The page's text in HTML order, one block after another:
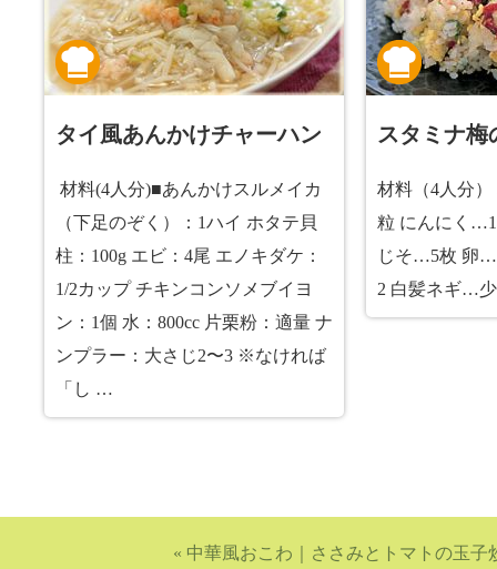
タイ風あんかけチャーハン
材料(4人分)■あんかけスルメイカ
（下足のぞく）：1ハイ ホタテ貝
柱：100g エビ：4尾 エノキダケ：
1/2カップ チキンコンソメブイヨ
ン：1個 水：800cc 片栗粉：適量 ナ
ンプラー：大さじ2〜3 ※なければ
「し …
スタミナ梅
材料（4人分
粒 にんにく
じそ…5枚 卵
2 白髪ネギ…
« 中華風おこわ ささみとトマトの玉子